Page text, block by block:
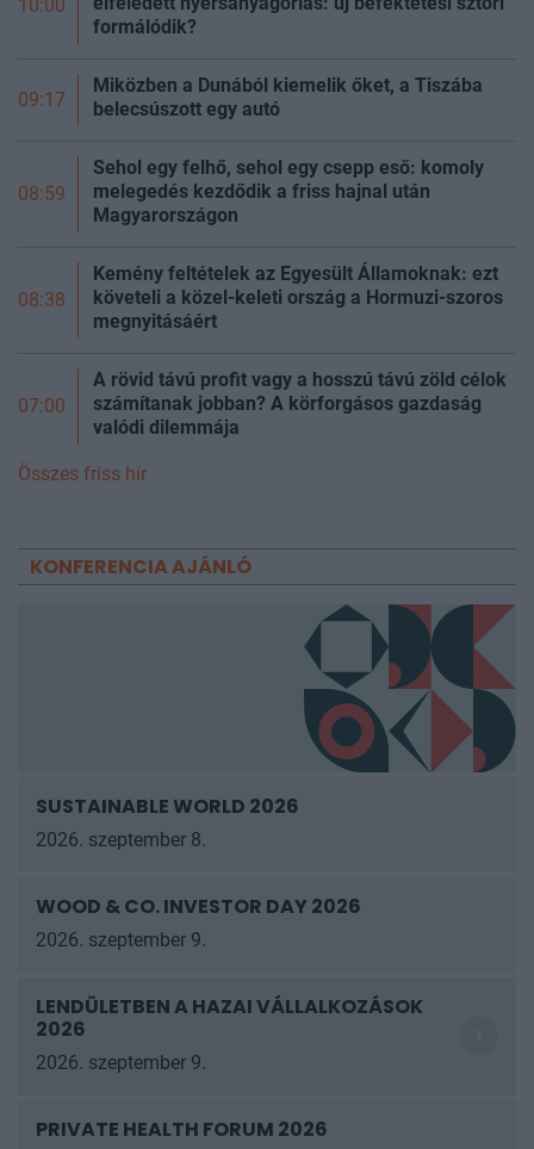
10:00
formálódik?
09:17
Miközben a Dunából kiemelik őket, a Tiszába
belecsúszott egy autó
08:59
Sehol egy felhő, sehol egy csepp eső: komoly
melegedés kezdődik a friss hajnal után
Magyarországon
08:38
Kemény feltételek az Egyesült Államoknak: ezt
követeli a közel-keleti ország a Hormuzi-szoros
megnyitásáért
07:00
A rövid távú profit vagy a hosszú távú zöld célok
számítanak jobban? A körforgásos gazdaság
valódi dilemmája
Összes friss hír
KONFERENCIA AJÁNLÓ
SUSTAINABLE WORLD 2026
2026. szeptember 8.
WOOD & CO. INVESTOR DAY 2026
2026. szeptember 9.
LENDÜLETBEN A HAZAI VÁLLALKOZÁSOK
2026
2026. szeptember 9.
PRIVATE HEALTH FORUM 2026